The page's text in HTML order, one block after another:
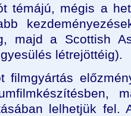
témájú, mégis a
majd a Scottish
létrejöttéig).
filmgyártás
lelhetjük fel.